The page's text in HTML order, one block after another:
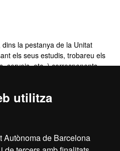
utilitza
Autònoma de Barcelona
dins la pestanya de la Unitat
els seus estudis, trobareu els
serveis, etc. ) corresponents.
a l’estudiant
de la Salut, en començar el
de vidre i metall. Mentre roman
bata blanca amb identificació de